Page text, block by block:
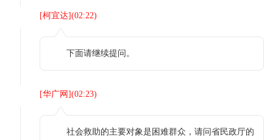
[柯宜达](02:22)
下面请继续提问。
[华广网 ](02:23)
社会救助的主要对象是困难群众，请问省民政厅的